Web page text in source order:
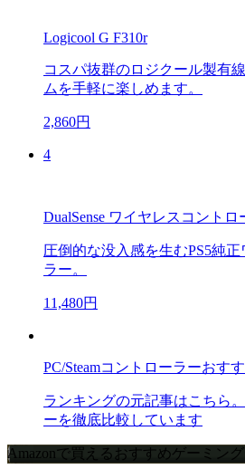
Logicool G F310r
コスパ抜群のロジクール製有
ムを手軽に楽しめます。
2,860円
4
DualSense ワイヤレスコントロ
圧倒的な没入感を生むPS5純
ラー。
11,480円
PC/Steamコントローラーおす
ランキングの元記事はこちら
ーを徹底比較しています
Amazonで買えるおすすめゲーミン